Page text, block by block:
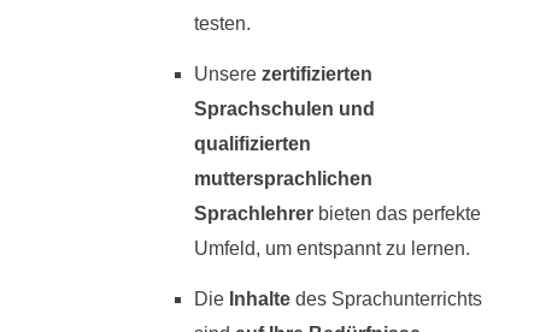
testen.
Unsere zertifizierten
Sprachschulen und
qualifizierten
muttersprachlichen
Sprachlehrer bieten das perfekte
Umfeld, um entspannt zu lernen.
Die Inhalte des Sprachunterrichts